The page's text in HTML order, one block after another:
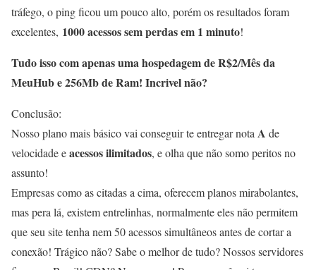
tráfego, o ping ficou um pouco alto, porém os resultados foram
excelentes, 1000 acessos sem perdas em 1 minuto!
Tudo isso com apenas uma hospedagem de R$2/Mês da
MeuHub e 256Mb de Ram! Incrivel não?
Conclusão:
Nosso plano mais básico vai conseguir te entregar nota A de
velocidade eacessos ilimitados, e olha que não somo peritos no
assunto!
Empresas como as citadas a cima, oferecem planos mirabolantes,
mas pera lá, existem entrelinhas, normalmente eles não permitem
que seu site tenha nem 50 acessos simultâneos antes de cortar a
conexão! Trágico não? Sabe o melhor de tudo? Nossos servidores